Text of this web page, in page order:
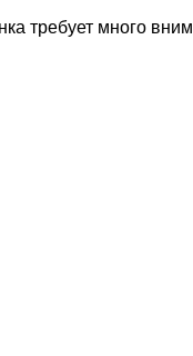
требует много